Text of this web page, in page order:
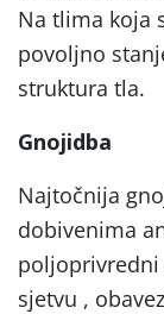
Na tlima koja
povoljno
struktura tla.
Gnojidba
Najtočnija
dobivenima
poljoprivredni
sjetvu ,